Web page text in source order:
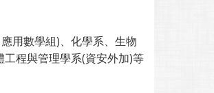
用數學組)、化學系、生物
程與管理學系(資安外加)等